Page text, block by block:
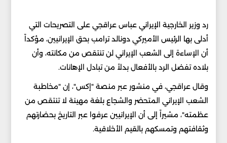
رد وزير الخارجية الإيراني عباس عراقجي على التصريحات التي
أدلى بها الرئيس الأميركي دونالد ترامب بحق الإيرانيين، مؤكداً
أن الإساءة إلى الشعب الإيراني لن تنتقص من مكانته، وأن
بلاده تفضل الرد بالأفعال بدلاً من تبادل الإهانات.
وقال عراقجي، في منشور عبر منصة "إكس"، إن "مخاطبة
الشعب الإيراني المتحضر والشجاع بلغة مهينة لا تنتقص من
عظمته"، مشيراً إلى أن الإيرانيين عرفوا عبر التاريخ بحضارتهم
وثقافتهم وتمسكهم بالقيم الأخلاقية.